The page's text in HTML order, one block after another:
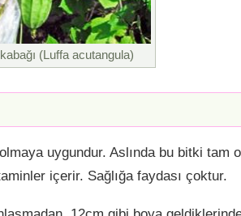
(Luffa acutangula)
uygundur. Aslında bu bitki tam
içerir. Sağlığa faydası çoktur.